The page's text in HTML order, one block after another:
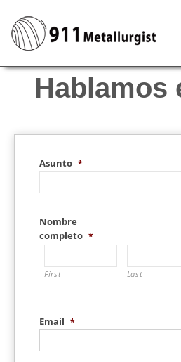
Hablamos
Asunto *
Nombre
completo *
First Last
Email *